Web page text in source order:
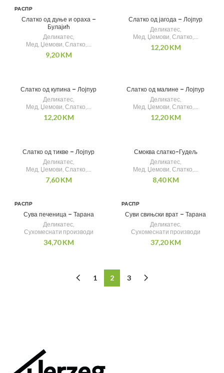
РАСПР
О
Слатко од дуње и ораха –
Булајић
Деликатес,
Мед, Џемови, Слатко,...
9,20KM
Слатко од јагода – Лојпур
Деликатес,
Мед, Џемови, Слатко,...
12,20KM
Слатко од купина – Лојпур
Деликатес,
Мед, Џемови, Слатко,...
12,20KM
Слатко од малине – Лојпур
Деликатес,
Мед, Џемови, Слатко,...
12,20KM
Слатко од тикве – Лојпур
Деликатес,
Мед, Џемови, Слатко,...
7,60KM
Смоква слатко-Гудељ
Деликатес,
Мед, Џемови, Слатко,...
8,40KM
РАСПР
О
Сува печеница – Тарана
Деликатес,
Сухомеснати производи
34,70KM
РАСПР
О
Суви свињски врат – Тарана
Деликатес,
Сухомеснати производи
37,20KM
1 2 3